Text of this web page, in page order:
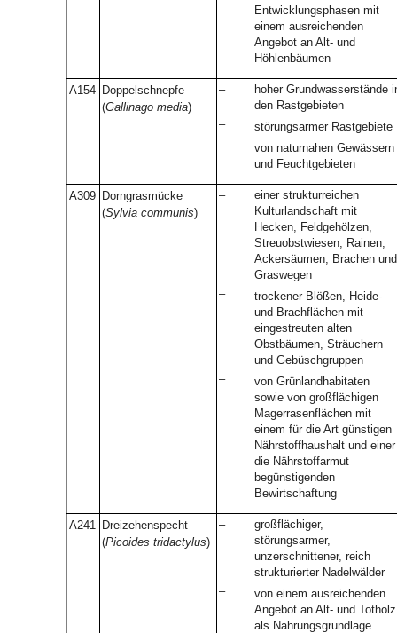
Entwicklungsphasen mit
einem ausreichenden
Angebot an Alt- und
Höhlenbäumen
A154 Doppelschnepfe
(Gallinago media)
–
hoher Grundwasserstände
den Rastgebieten
–
störungsarmer Rastgebiete
–
von naturnahen Gewässern
und Feuchtgebieten
A309 Dorngrasmücke
(Sylvia communis)
–
einer strukturreichen
Kulturlandschaft mit
Hecken, Feldgehölzen,
Streuobstwiesen, Rainen,
Ackersäumen, Brachen und
Graswegen
–
trockener Blößen, Heide-
und Brachflächen mit
eingestreuten alten
Obstbäumen, Sträuchern
und Gebüschgruppen
–
von Grünlandhabitaten
sowie von großflächigen
Magerrasenflächen mit
einem für die Art günstigen
Nährstoffhaushalt und einer
die Nährstoffarmut
begünstigenden
Bewirtschaftung
A241 Dreizehenspecht
(Picoides tridactylus)
–
großflächiger,
störungsarmer,
unzerschnittener, reich
strukturierter Nadelwälder
–
von einem ausreichenden
Angebot an Alt- und Totholz
als Nahrungsgrundlage